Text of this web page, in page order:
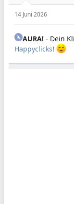
14 Juni 2026
AURA! - Dein
Happyclicks!